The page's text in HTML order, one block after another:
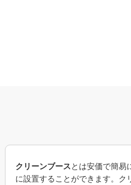
クリーンブースとは安価で簡易
に設置することができます。ク